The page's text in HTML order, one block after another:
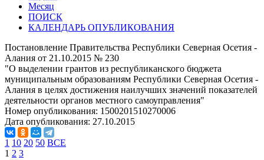
Месяц
ПОИСК
КАЛЕНДАРЬ ОПУБЛИКОВАНИЯ
Постановление Правительства Республики Северная Осетия -
Алания от 21.10.2015 № 230
"О выделении грантов из республиканского бюджета
муниципальным образованиям Республики Северная Осетия -
Алания в целях достижения наилучших значений показателей
деятельности органов местного самоуправления"
Номер опубликования: 1500201510270006
Дата опубликования: 27.10.2015
1 10 20 50 ВСЕ
1 2 3